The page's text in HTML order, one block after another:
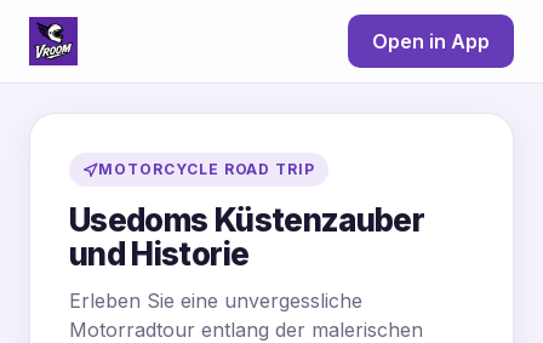
Open in App
MOTORCYCLE ROAD TRIP
Usedoms Küstenzauber
und Historie
Erleben Sie eine unvergessliche
Motorradtour entlang der malerischen